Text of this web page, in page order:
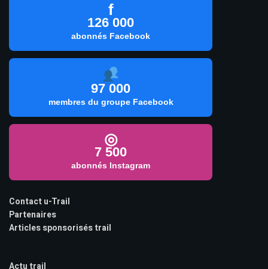
f
126 000
abonnés Facebook
97 000
membres du groupe Facebook
◎
7 500
abonnés Instagram
Contact u-Trail
Partenaires
Articles sponsorisés trail
Actu trail